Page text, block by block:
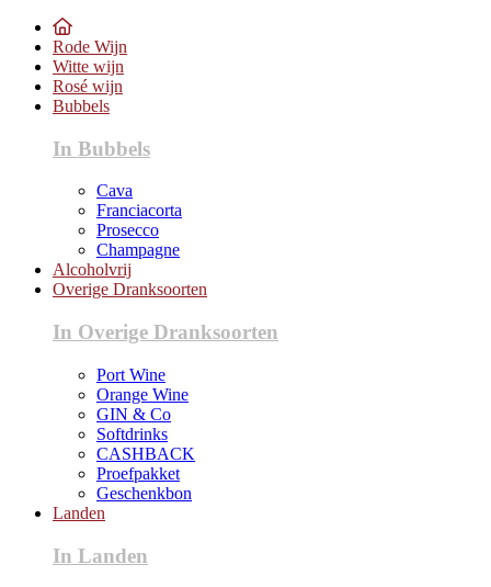
Rode Wijn
Witte wijn
Rosé wijn
Bubbels
In Bubbels
Cava
Franciacorta
Prosecco
Champagne
Alcoholvrij
Overige Dranksoorten
In Overige Dranksoorten
Port Wine
Orange Wine
GIN & Co
Softdrinks
CASHBACK
Proefpakket
Geschenkbon
Landen
In Landen